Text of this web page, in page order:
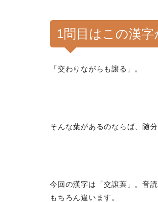
1問目はこの漢字
「交わりながらも譲る」。
そんな葉があるのならば、随
今回の漢字は「交譲葉」。音
もちろん違います。